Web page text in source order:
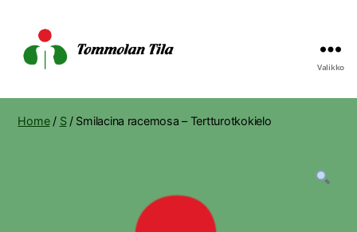
Tila
Valikko
Home/ S/ Smilacina racemosa – Tertturotkokielo